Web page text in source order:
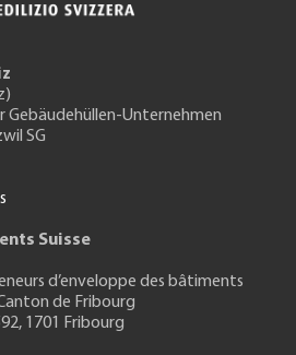
Gebäudehüllen-Unternehmen
SG
Suisse
d’enveloppe des bâtiments
de Fribourg
1701 Fribourg